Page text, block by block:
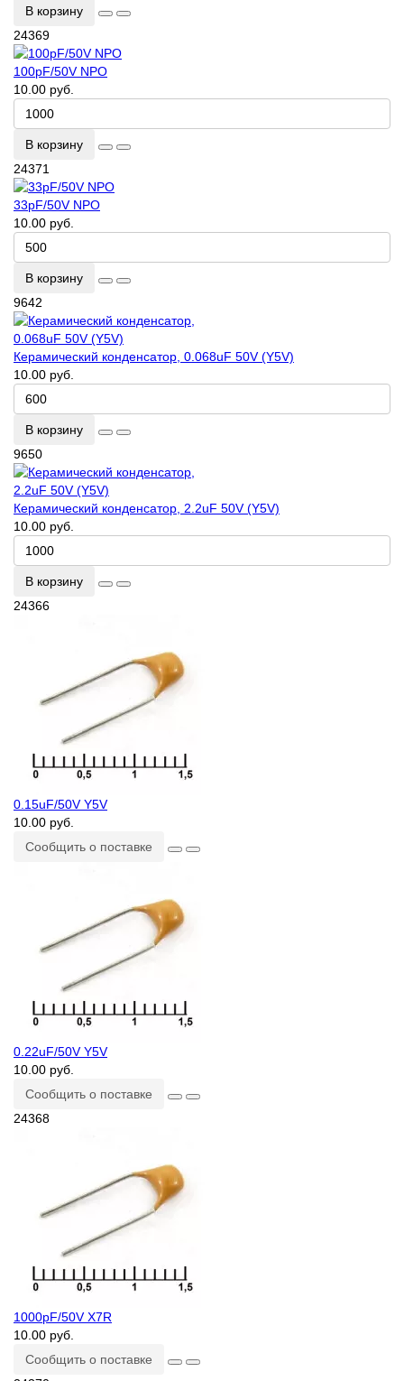
В корзину
24369
100pF/50V NPO
10.00 руб.
В корзину
24371
33pF/50V NPO
10.00 руб.
В корзину
9642
Керамический конденсатор, 0.068uF 50V (Y5V)
10.00 руб.
В корзину
9650
Керамический конденсатор, 2.2uF 50V (Y5V)
10.00 руб.
В корзину
24366
0.15uF/50V Y5V
10.00 руб.
Сообщить о поставке
0.22uF/50V Y5V
10.00 руб.
Сообщить о поставке
24368
1000pF/50V X7R
10.00 руб.
Сообщить о поставке